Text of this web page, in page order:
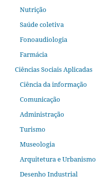
Nutrição
Saúde coletiva
Fonoaudiologia
Farmácia
Ciências Sociais Aplicadas
Ciência da informação
Comunicação
Administração
Turismo
Museologia
Arquitetura e Urbanismo
Desenho Industrial